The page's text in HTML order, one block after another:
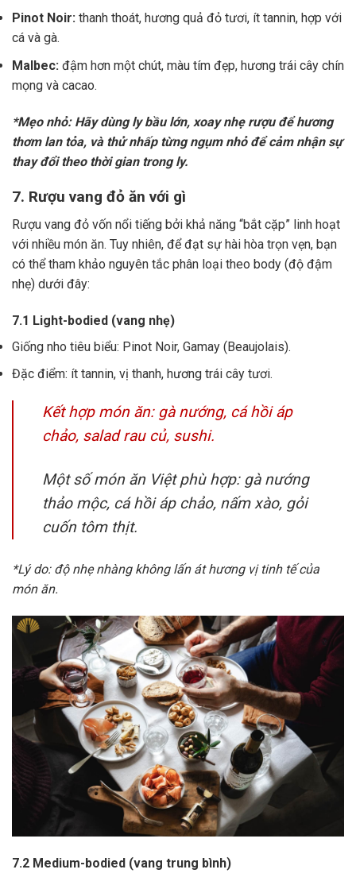
Pinot Noir: thanh thoát, hương quả đỏ tươi, ít tannin, hợp với
cá và gà.
Malbec: đậm hơn một chút, màu tím đẹp, hương trái cây chín
mọng và cacao.
*Mẹo nhỏ: Hãy dùng ly bầu lớn, xoay nhẹ rượu để hương
thơm lan tỏa, và thử nhấp từng ngụm nhỏ để cảm nhận sự
thay đổi theo thời gian trong ly.
7. Rượu vang đỏ ăn với gì
Rượu vang đỏ vốn nổi tiếng bởi khả năng “bắt cặp” linh hoạt
với nhiều món ăn. Tuy nhiên, để đạt sự hài hòa trọn vẹn, bạn
có thể tham khảo nguyên tắc phân loại theo body (độ đậm
nhẹ) dưới đây:
7.1 Light-bodied (vang nhẹ)
Giống nho tiêu biểu: Pinot Noir, Gamay (Beaujolais).
Đặc điểm: ít tannin, vị thanh, hương trái cây tươi.
Kết hợp món ăn: gà nướng, cá hồi áp
chảo, salad rau củ, sushi.
Một số món ăn Việt phù hợp: gà nướng
thảo mộc, cá hồi áp chảo, nấm xào, gỏi
cuốn tôm thịt.
*Lý do: độ nhẹ nhàng không lấn át hương vị tinh tế của
món ăn.
7.2 Medium-bodied (vang trung bình)